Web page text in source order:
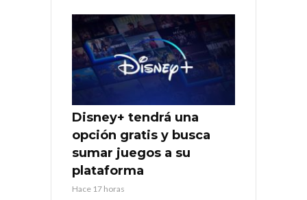
Disney+ tendrá una
opción gratis y busca
sumar juegos a su
plataforma
Hace 17 horas